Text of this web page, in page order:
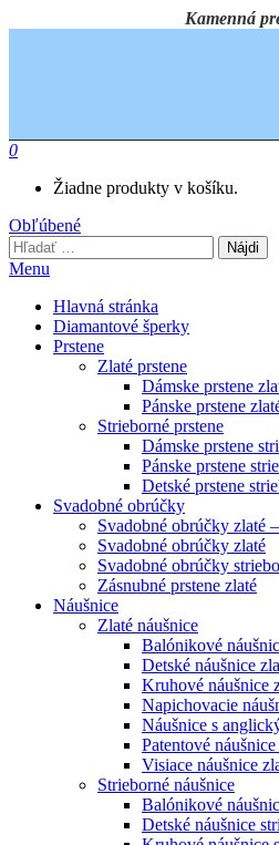
Kamenná
0
Žiadne produkty v košíku.
Obľúbené
Hľadať:
Menu
Hlavná stránka
Diamantové šperky
Prstene
Zlaté prstene
Dámske prstene
Pánske prstene
Strieborné prstene
Dámske prstene
Pánske prstene
Detské prstene
Svadobné obrúčky
Svadobné obrúčky zlaté
Svadobné obrúčky zlaté
Svadobné obrúčky
Zásnubné prstene zlaté
Náušnice
Zlaté náušnice
Balónikové
Detské náušnice
Kruhové náušnice
Napichovacie
Náušnice s
Patentové
Visiace náušnice
Strieborné náušnice
Balónikové
Detské náušnice